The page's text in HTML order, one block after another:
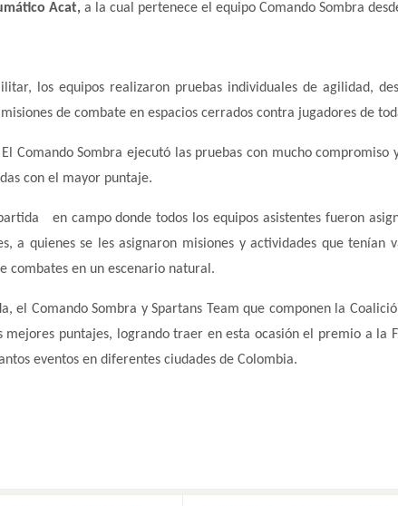
Acat, a la cual pertenece el equipo Comando Sombra
los equipos realizaron pruebas individuales de agilidad,
de combate en espacios cerrados contra jugadores de
Comando Sombra ejecutó las pruebas con mucho
con el mayor puntaje.
en campo donde todos los equipos asistentes fueron
a quienes se les asignaron misiones y actividades que tenían
combates en un escenario natural.
el Comando Sombra y Spartans Team que componen la
mejores puntajes, logrando traer en esta ocasión el premio a la
eventos en diferentes ciudades de Colombia.